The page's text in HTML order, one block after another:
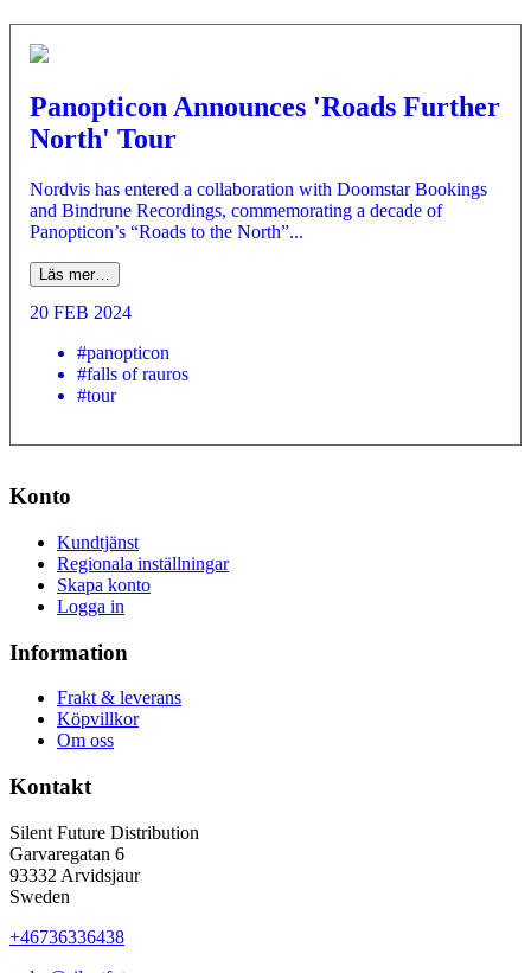
Panopticon Announces 'Roads Further
North' Tour
Nordvis has entered a collaboration with Doomstar Bookings
and Bindrune Recordings, commemorating a decade of
Panopticon’s “Roads to the North”...
Läs mer…
20 FEB 2024
#panopticon
#falls of rauros
#tour
Konto
Kundtjänst
Regionala inställningar
Skapa konto
Logga in
Information
Frakt & leverans
Köpvillkor
Om oss
Kontakt
Silent Future Distribution
Garvaregatan 6
93332 Arvidsjaur
Sweden
+46736336438